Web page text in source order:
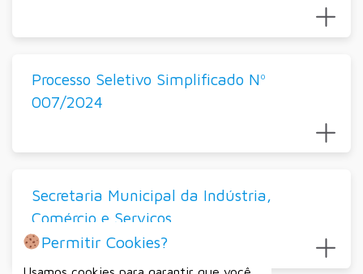
Processo Seletivo Simplificado Nº
007/2024
Secretaria Municipal da Indústria,
Comércio e Serviços
Permitir Cookies?